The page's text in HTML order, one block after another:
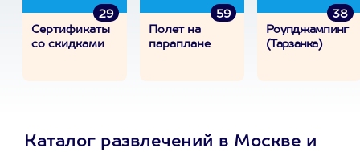
29
Сертификаты
со скидками
59
Полет на
параплане
38
Роупджампинг
(Тарзанка)
Каталог развлечений в Москве и